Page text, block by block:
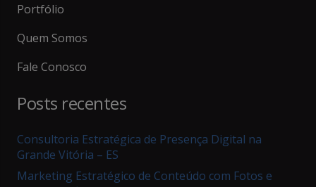
Portfólio
Quem Somos
Fale Conosco
Posts recentes
Consultoria Estratégica de Presença Digital na
Grande Vitória – ES
Marketing Estratégico de Conteúdo com Fotos e